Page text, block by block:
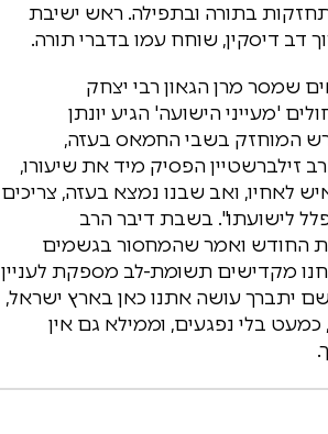
בתורה ובתפילה. ראש ישיבת
דב דיסקין, שוחח עמו בדברי תורה.
שמסר מרן הגאון רבי יצחק
'מעייני הישועה' הגיע יונתן
המוחזק בשבי החמאס בעזה,
זילברשטיין הפסיק מיד את שיעורו,
לאחיו, ואב שבנו נמצא בעזה, צריכים
לישועתו". בשבת דיבר הרב
החודש ואמר שהמחסור בגשמים
מקדישים תשומת-לב מספקת לעניין
יתברך עושה אתנו כאן בארץ ישראל,
בלי נפגעים, וממילא גם אין